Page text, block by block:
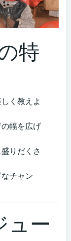
特
く教えよ
幅を広げ
盛りだくさ
チャン
ュー